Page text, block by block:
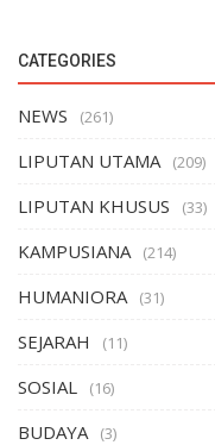
CATEGORIES
NEWS (261)
LIPUTAN UTAMA (209)
LIPUTAN KHUSUS (33)
KAMPUSIANA (214)
HUMANIORA (31)
SEJARAH (11)
SOSIAL (16)
BUDAYA (3)